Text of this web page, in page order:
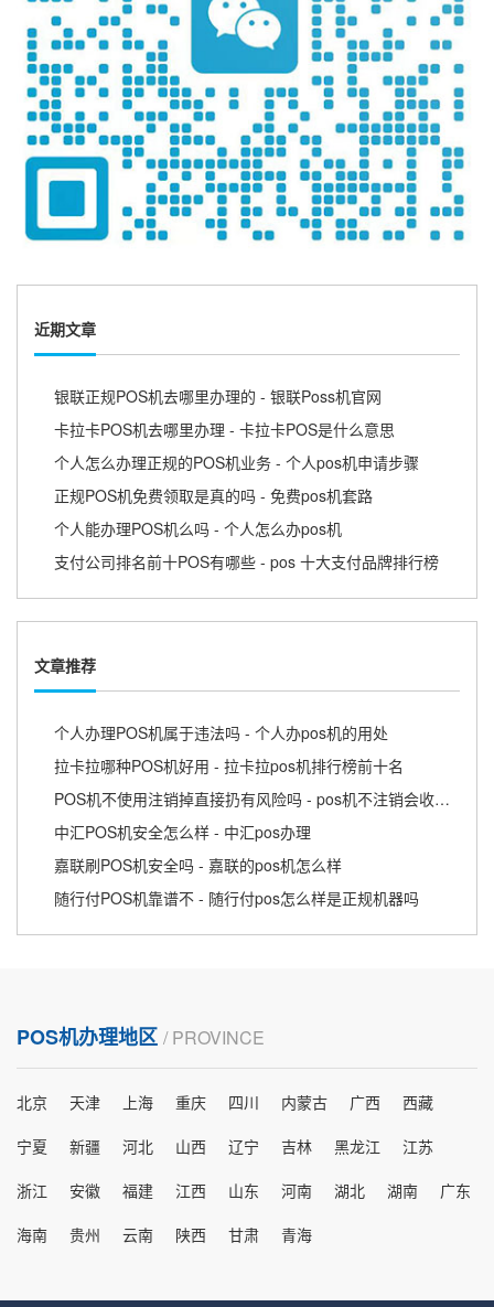
近期文章
银联正规POS机去哪里办理的 - 银联Poss机官网
卡拉卡POS机去哪里办理 - 卡拉卡POS是什么意思
个人怎么办理正规的POS机业务 - 个人pos机申请步骤
正规POS机免费领取是真的吗 - 免费pos机套路
个人能办理POS机么吗 - 个人怎么办pos机
支付公司排名前十POS有哪些 - pos 十大支付品牌排行榜
文章推荐
个人办理POS机属于违法吗 - 个人办pos机的用处
拉卡拉哪种POS机好用 - 拉卡拉pos机排行榜前十名
POS机不使用注销掉直接扔有风险吗 - pos机不注销会收取费用
中汇POS机安全怎么样 - 中汇pos办理
嘉联刷POS机安全吗 - 嘉联的pos机怎么样
随行付POS机靠谱不 - 随行付pos怎么样是正规机器吗
POS机办理地区 / PROVINCE
北京 天津 上海 重庆 四川 内蒙古 广西
西藏
宁夏
新疆 河北 山西 辽宁 吉林 黑龙江
江苏
浙江
安徽 福建 江西 山东 河南 湖北 湖南
广东
海南
贵州 云南 陕西 甘肃 青海